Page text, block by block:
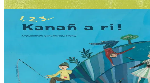
Er stok10,00 €
3 bloaz hag ouzhpenn
1, 2, 3… Kanañ a ri !
Un dastumad 55 kanaouenn kozh ha nevez,
Auffret, Ifig Flatres, Yvon Gouez, Mona
Bleuenn ar Borgn, Morgan Le Coz, Sofi...